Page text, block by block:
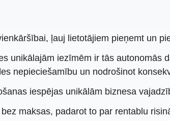
ļauj lietotājiem pieņemt un
unikālajām iezīmēm ir tās autonomās
nepieciešamību un nodrošinot
iespējas unikālām biznesa
maksas, padarot to par rentablu